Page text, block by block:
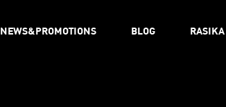
NEWS&PROMOTIONS BLOG